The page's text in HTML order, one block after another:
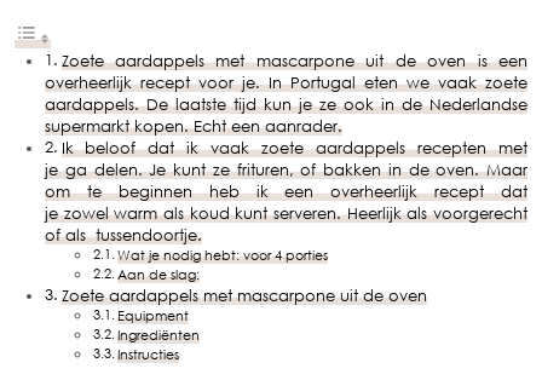
Zoete aardappels met mascarpone uit de oven is een
overheerlijk recept voor je. In Portugal eten we vaak zoete
aardappels. De laatste tijd kun je ze ook in de Nederlandse
supermarkt kopen. Echt een aanrader.
Ik beloof dat ik vaak zoete aardappels recepten met
je ga delen. Je kunt ze frituren, of bakken in de oven. Maar
om te beginnen heb ik een overheerlijk recept dat
je zowel warm als koud kunt serveren. Heerlijk als voorgerecht
of als tussendoortje.
Wat je nodig hebt: voor 4 porties
Aan de slag:
Zoete aardappels met mascarpone uit de oven
Equipment
Ingrediënten
Instructies